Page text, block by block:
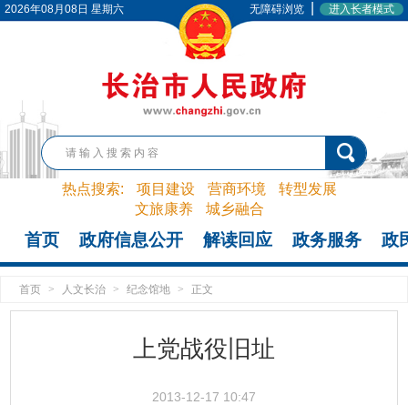
2026年08月08日 星期六 无障碍浏览 进入长者模式
热点搜索: 项目建设 营商环境
转型发展
文旅康养
城乡融合
首页 政府信息公开 解读回应 政务服务 政
首页 > 人文长治 > 纪念馆地 > 正文
上党战役旧址
2013-12-17 10:47